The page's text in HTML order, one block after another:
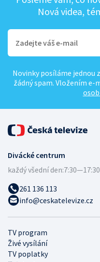
Nová videa,
Novinky posíláme jednou
žádný spam. Vložením e-